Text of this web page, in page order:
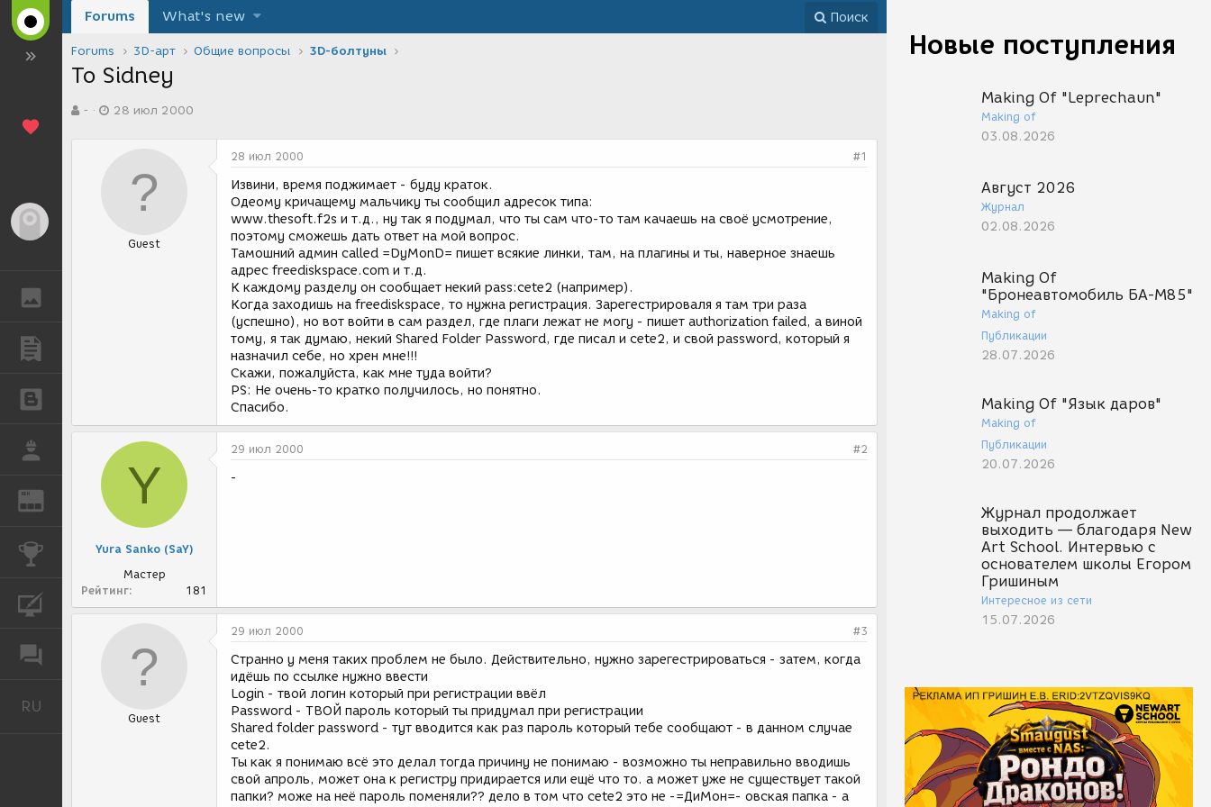
REN ЖУРНАЛ
КОНКУРСЫ
RU
Новые поступления
Making Of "Leprechaun"
Making of
03.08.2026
Август 2026
Журнал
02.08.2026
Making Of
"Бронеавтомобиль БА-М85"
Making of
Публикации
28.07.2026
Making Of "Язык даров"
Making of
Публикации
20.07.2026
Журнал продолжает
выходить — благодаря New
Art School. Интервью с
основателем школы Егором
Гришиным
Интересное из сети
15.07.2026
Forums What's new Поиск
Forums 3D-арт Общие вопросы 3D-болтуны
To Sidney
в-
а
28 июл 2000
Guest
28 июл 2000 #1
Извини, время поджимает - буду краток.
Одеому кричащему мальчику ты сообщил адресок типа:
www.thesoft.f2s и т.д., ну так я подумал, что ты сам что-то там качаешь на своё усмотрение,
поэтому сможешь дать ответ на мой вопрос.
Тамошний админ called =DyMonD= пишет всякие линки, там, на плагины и ты, наверное знаешь
адрес freediskspace.com и т.д.
К каждому разделу он сообщает некий pass:cete2 (например).
Когда заходишь на freediskspace, то нужна регистрация. Зарегестрироваля я там три раза
(успешно), но вот войти в сам раздел, где плаги лежат не могу - пишет authorization failed, а виной
тому, я так думаю, некий Shared Folder Password, где писал и cete2, и свой password, который я
назначил себе, но хрен мне!!!
Скажи, пожалуйста, как мне туда войти?
PS: Не очень-то кратко получилось, но понятно.
Спасибо.
Y
Yura Sanko (SaY)
Мастер
Рейтинг
181
29 июл 2000 #2
-
Guest
29 июл 2000 #3
Странно у меня таких проблем не было. Действительно, нужно зарегестрироваться - затем, когда
идёшь по ссылке нужно ввести
Login - твой логин который при регистрации ввёл
Рassword - ТВОЙ пароль который ты придумал при регистрации
Shared folder password - тут вводится как раз пароль который тебе сообщают - в данном случае
cete2.
Ты как я понимаю всё это делал тогда причину не понимаю - возможно ты неправильно вводишь
свой апроль, может она к регистру придирается или ещё что то. а может уже не существует такой
папки? може на неё пароль поменяли?? дело в том что cete2 это не -=ДиМон=- овская папка - а